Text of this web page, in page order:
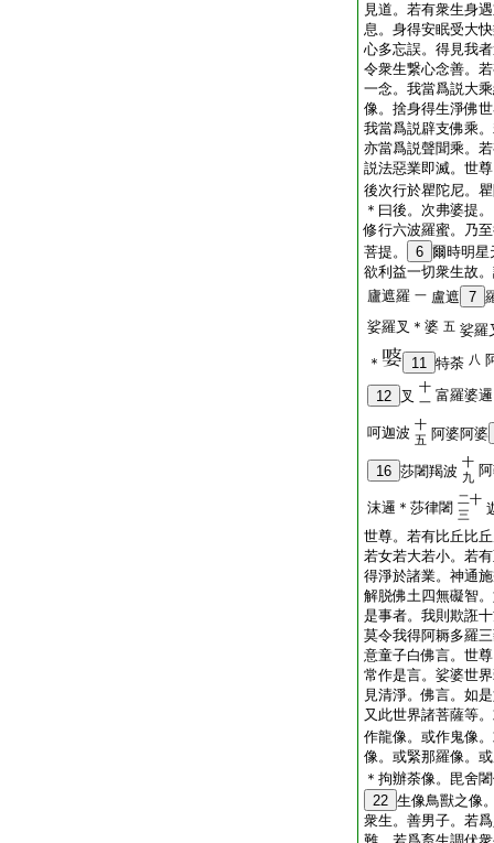
見道。若有衆生身
息。身得安眠受大
心多忘誤。得見我
令衆生繋心念善。
一念。我當爲説大
像。捨身得生淨佛
我當爲説辟支佛乘
亦當爲説聲聞乘。
説法惡業即滅。世
後次行於瞿陀尼。
＊曰後。次弗婆提
修行六波羅蜜。乃
菩提。
6 爾時明星
欲利益一切衆生故
廬遮羅 一 盧遮 7
娑羅叉＊婆 五 娑羅
＊
11 特荼 八
12 叉
十
一 富羅婆邏
呵迦波 十
五 阿婆阿婆
16 莎闍羯波
十
九
沫邏＊莎律闍 二十
三
世尊。若有比丘比
若女若大若小。若
得淨於諸業。神通
解脱佛土四無礙智
是事者。我則欺誑
莫令我得阿耨多羅
意童子白佛言。世
常作是言。娑婆世
見清淨。佛言。如
又此世界諸菩薩等
作龍像。或作鬼像
像。或緊那羅像。
＊拘辦荼像。毘舍
22 生像鳥獸之像
衆生。善男子。若